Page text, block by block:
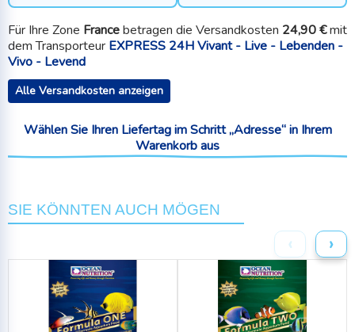
Für Ihre Zone Francebetragen die Versandkosten 24,90 €mit
dem Transporteur EXPRESS 24H Vivant - Live - Lebenden -
Vivo - Levend
Alle Versandkosten anzeigen
Wählen Sie Ihren Liefertag im Schritt „Adresse“ in Ihrem
Warenkorb aus
SIE KÖNNTEN AUCH MÖGEN
‹ ›